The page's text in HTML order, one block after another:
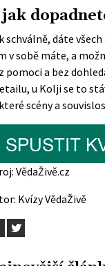
schválně, dáte
v sobě máte, a
pomoci a bez
u Kolji se to
scény a
VědaŽivě.cz
Kvízy VědaŽivě